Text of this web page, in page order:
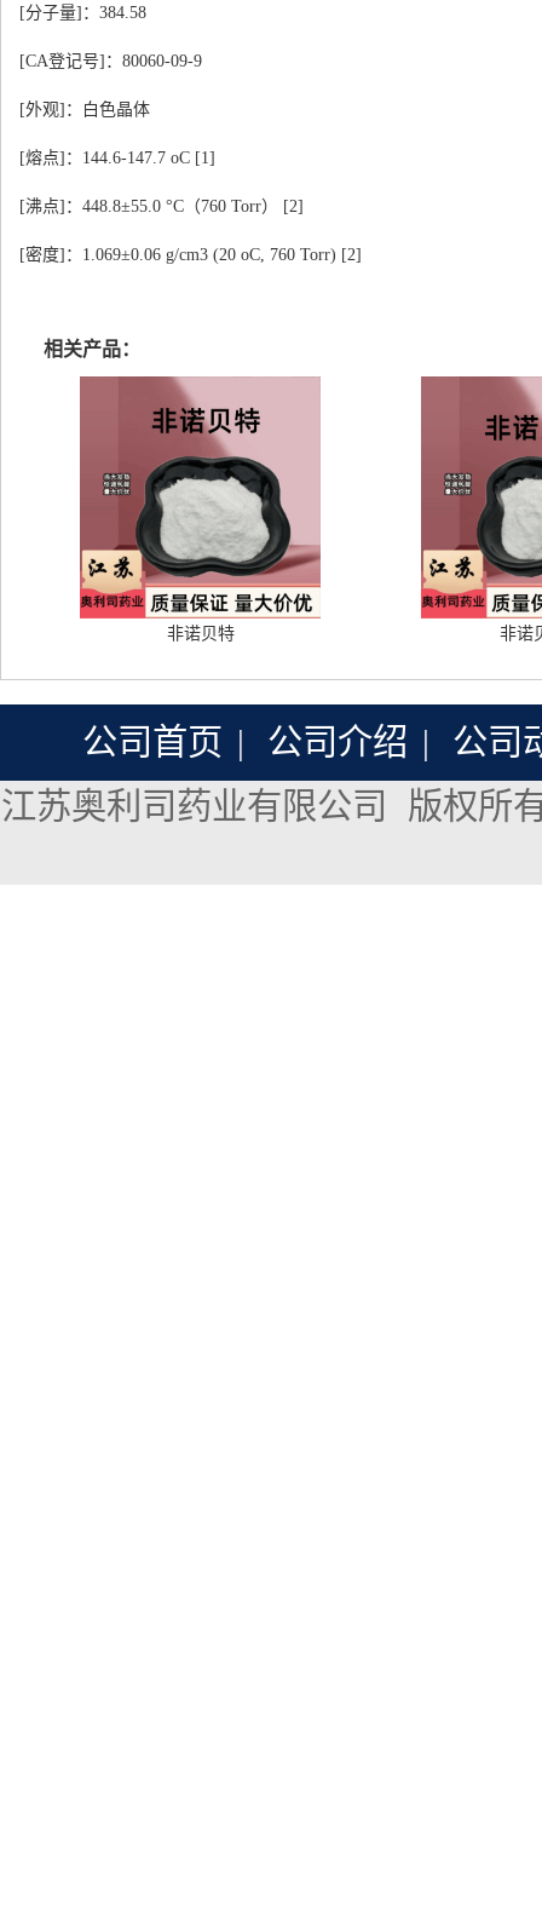
[分子量]：384.58
[CA登记号]：80060-09-9
[外观]：白色晶体
[熔点]：144.6-147.7 oC [1]
[沸点]：448.8±55.0 °C（760 Torr） [2]
[密度]：1.069±0.06 g/cm3 (20 oC, 760 Torr) [2]
相关产品：
非诺贝特 非诺
公司首页 | 公司介绍 |
公司
江苏奥利司药业有限公司
版权所